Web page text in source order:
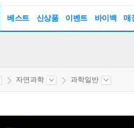
베스트 신상품 이벤트 바이백 매
자연과학 과학일반